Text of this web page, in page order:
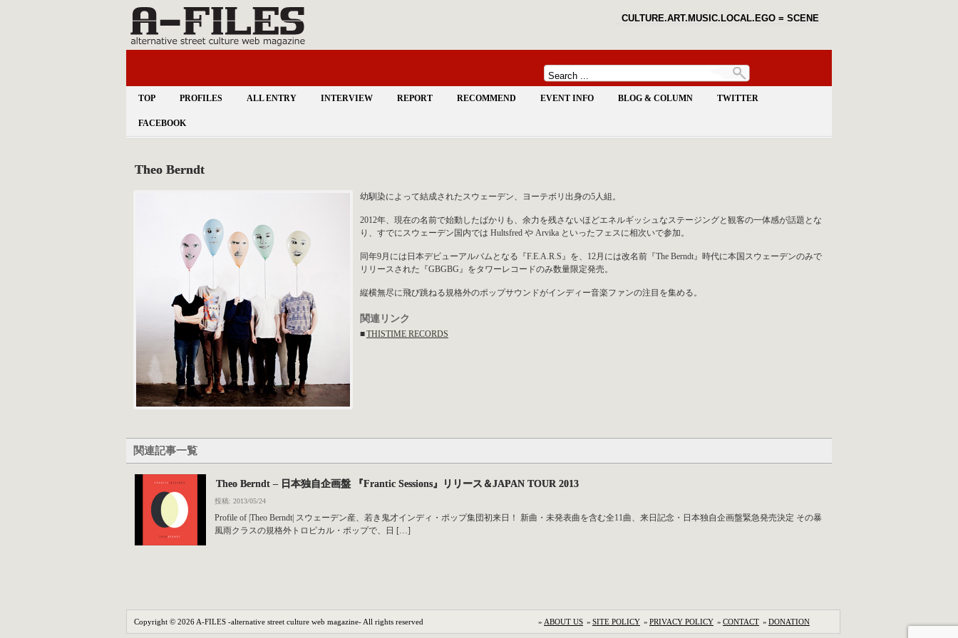
CULTURE.ART.MUSIC.LOCAL.EGO = SCENE
TOP PROFILES ALL ENTRY INTERVIEW REPORT RECOMMEND EVENT INFO BLOG & COLUMN TWITTER
FACEBOOK
Theo Berndt
幼馴染によって結成されたスウェーデン、ヨーテボリ出身の5人組。
2012年、現在の名前で始動したばかりも、余力を残さないほどエネルギッシュなステージングと観客の一体感が話題とな
り、すでにスウェーデン国内では Hultsfred や Arvika といったフェスに相次いで参加。
同年9月には日本デビューアルバムとなる『F.E.A.R.S』を、12月には改名前『The Berndt』時代に本国スウェーデンのみで
リリースされた『GBGBG』をタワーレコードのみ数量限定発売。
縦横無尽に飛び跳ねる規格外のポップサウンドがインディー音楽ファンの注目を集める。
関連リンク
■THISTIME RECORDS
関連記事一覧
Theo Berndt – 日本独自企画盤 『Frantic Sessions』リリース＆JAPAN TOUR 2013
投稿: 2013/05/24
Profile of |Theo Berndt| スウェーデン産、若き鬼才インディ・ポップ集団初来日！ 新曲・未発表曲を含む全11曲、来日記念・日本独自企画盤緊急発売決定 その暴
風雨クラスの規格外トロピカル・ポップで、日 […]
» ABOUT US » SITE POLICY » PRIVACY POLICY » CONTACT » DONATION
Copyright © 2026 A-FILES -alternative street culture web magazine- All rights reserved